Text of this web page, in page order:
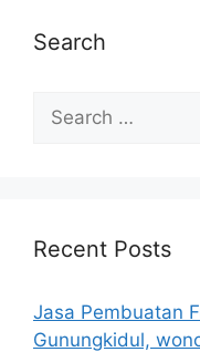
Search
for:
Recent Posts
Jasa Pembuatan
Gunungkidul,